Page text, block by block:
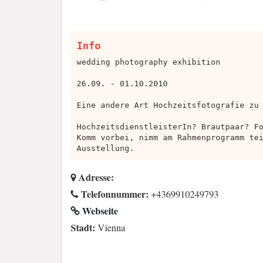
Info
wedding photography exhibition
26.09. - 01.10.2010
Eine andere Art Hochzeitsfotografie zu
HochzeitsdienstleisterIn? Brautpaar?
Komm vorbei, nimm am Rahmenprogramm
Ausstellung.
Adresse:
Telefonnummer: +4369910249793
Webseite
Stadt: Vienna